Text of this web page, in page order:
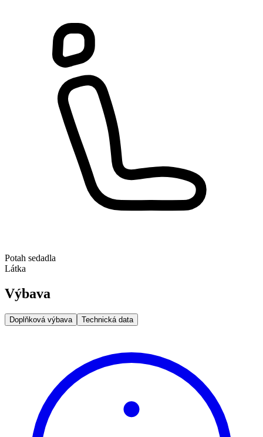
Potah sedadla
Látka
Výbava
Doplňková výbava Technická data